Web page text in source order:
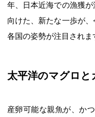
年、日本近海での漁獲
向けた、新たな一歩が、
各国の姿勢が注目されま
太平洋のマグロ
産卵可能な親魚が、か